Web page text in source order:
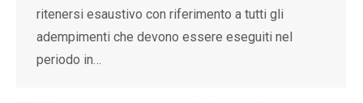
ritenersi esaustivo con riferimento a tutti gli
adempimenti che devono essere eseguiti nel
periodo in…